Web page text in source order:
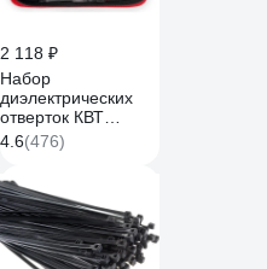
2 118 ₽
Набор
диэлектрических
отверток КВТ
Профи НИО-09
78620
4.6(476)